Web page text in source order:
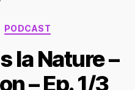
Catégories
PODCAST
la Nature –
– Ep. 1/3